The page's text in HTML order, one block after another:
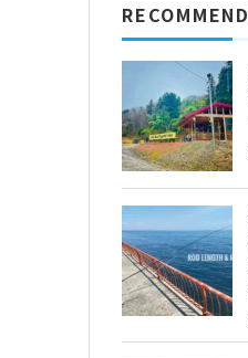
RECOMMEND